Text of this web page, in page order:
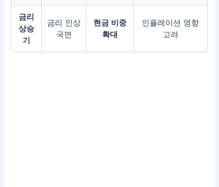
금리
상승
기
금리 인상
국면
현금 비중
확대
인플레이션 영향
고려